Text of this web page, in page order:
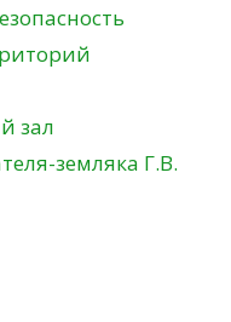
зал
земляка Г.В.